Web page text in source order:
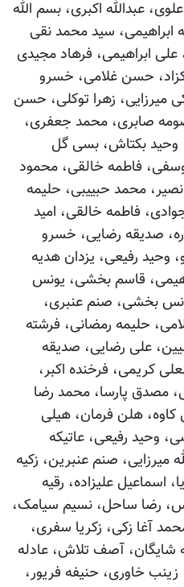
عبدالله اکبری، بسم الله
سید محمد نقی
ابراهیمی، فرهاد مجیدی
حسن غلامی، خسرو
میرزایی، زهرا توکلی، حسن
صابری، محمد جعفری،
وحید بکتاش، بسی گل
فاطمه خالقی، محمود
محمد حبییبی، حلیمه
فاطمه خالقی، امید
صدیقه رضایی، خسرو
وحید رفیعی، یزدان هدیه
قاسم بخشی، یونس
بخشی، صنم عنبری،
حلیمه رمضانی، فرشته
علی رضایی، صدیقه
کریمی، فرخنده اکبر،
مصدق پارسا، محمد رضا
کاوه، هلن فرمان، هیلی
وحید رفیعی، عاتیکه
میرزایی، صنم عنبرین، زکیه
اسماعیل علیزاده، رقیه
رضا ساحل، نسیم سیامک،
آغا زکی، زکریا سفری،
شایگان، آصف تلاش، عادله
خاوری، حنیفه فریور،